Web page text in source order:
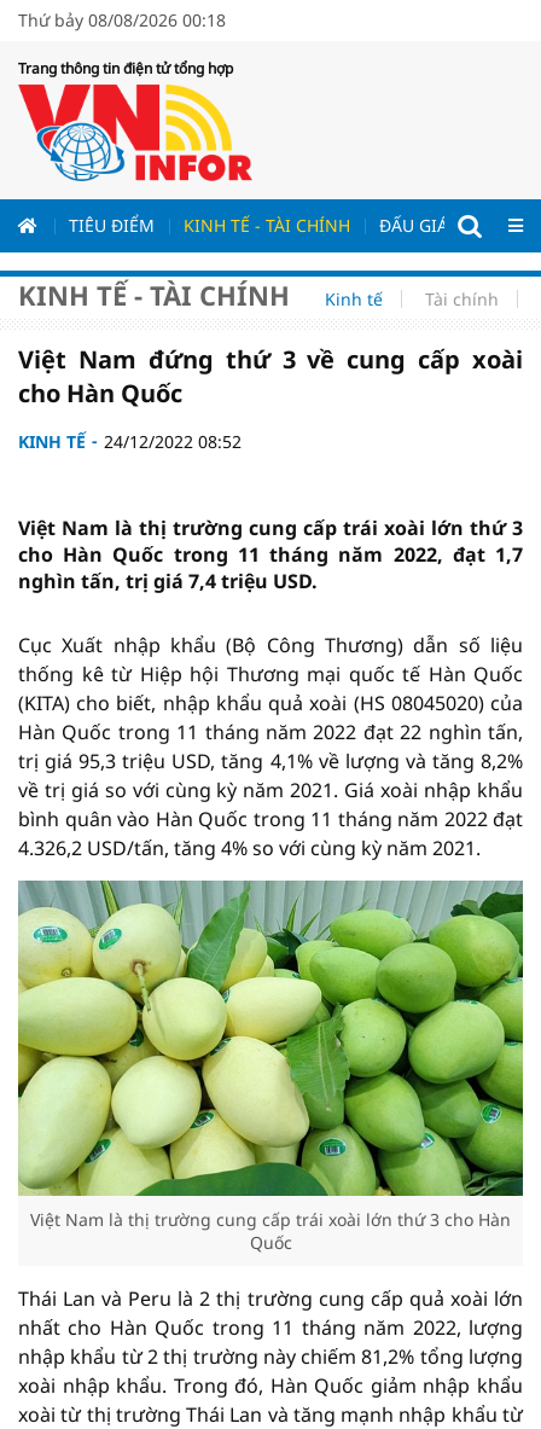
Thứ bảy 08/08/2026 00:18
Trang thông tin điện tử tổng hợp
TIÊU ĐIỂM KINH TẾ - TÀI CHÍNH ĐẤU GIÁ - ĐẤU
KINH TẾ - TÀI CHÍNH Kinh tế Tài chính
Việt Nam đứng thứ 3 về cung cấp xoài
cho Hàn Quốc
KINH TẾ 24/12/2022 08:52
Việt Nam là thị trường cung cấp trái xoài lớn thứ 3
cho Hàn Quốc trong 11 tháng năm 2022, đạt 1,7
nghìn tấn, trị giá 7,4 triệu USD.
Cục Xuất nhập khẩu (Bộ Công Thương) dẫn số liệu
thống kê từ Hiệp hội Thương mại quốc tế Hàn Quốc
(KITA) cho biết, nhập khẩu quả xoài (HS 08045020) của
Hàn Quốc trong 11 tháng năm 2022 đạt 22 nghìn tấn,
trị giá 95,3 triệu USD, tăng 4,1% về lượng và tăng 8,2%
về trị giá so với cùng kỳ năm 2021. Giá xoài nhập khẩu
bình quân vào Hàn Quốc trong 11 tháng năm 2022 đạt
4.326,2 USD/tấn, tăng 4% so với cùng kỳ năm 2021.
Việt Nam là thị trường cung cấp trái xoài lớn thứ 3 cho Hàn
Quốc
Thái Lan và Peru là 2 thị trường cung cấp quả xoài lớn
nhất cho Hàn Quốc trong 11 tháng năm 2022, lượng
nhập khẩu từ 2 thị trường này chiếm 81,2% tổng lượng
xoài nhập khẩu. Trong đó, Hàn Quốc giảm nhập khẩu
xoài từ thị trường Thái Lan và tăng mạnh nhập khẩu từ